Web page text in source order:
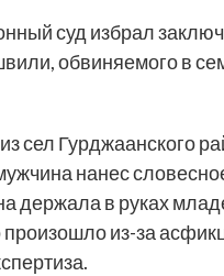
суд избрал
обвиняемого в
Гурджаанского
нанес
держала в руках
из-за